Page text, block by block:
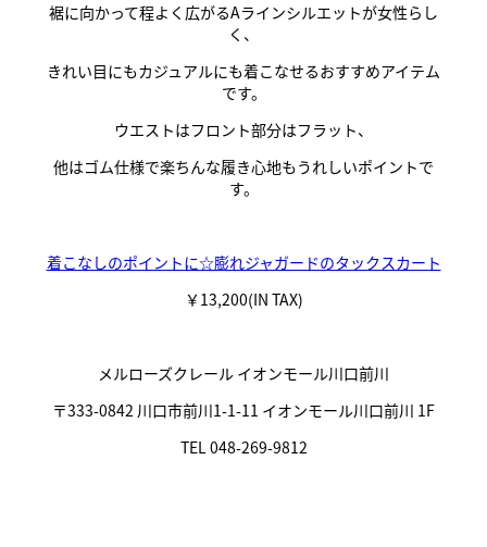
裾に向かって程よく広がるAラインシルエットが女性らし
く、
きれい目にもカジュアルにも着こなせるおすすめアイテム
です。
ウエストはフロント部分はフラット、
他はゴム仕様で楽ちんな履き心地もうれしいポイントで
す。
着こなしのポイントに☆膨れジャガードのタックスカート
￥13,200(IN TAX)
メルローズクレール イオンモール川口前川
〒333-0842 川口市前川1-1-11 イオンモール川口前川 1F
TEL 048-269-9812